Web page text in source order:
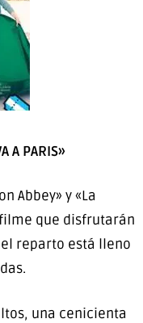
A PARIS»
Abbey» y «La
que disfrutarán
reparto está lleno
una cenicienta